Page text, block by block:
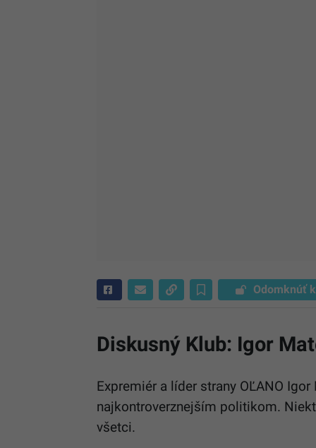
Odomknúť
Diskusný Klub: Igor
Expremiér a líder strany OĽANO
najkontroverznejším politikom.
všetci.